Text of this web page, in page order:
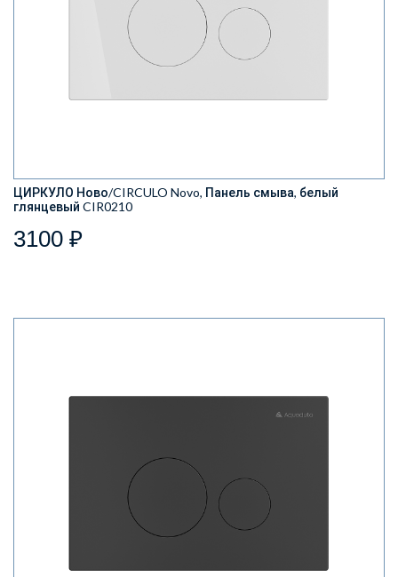
ЦИРКУЛО Ново/CIRCULO Novo, Панель смыва, белый
глянцевый CIR0210
3100 ₽